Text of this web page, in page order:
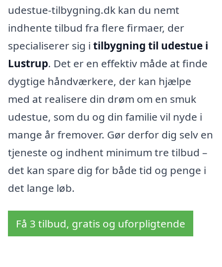
udestue-tilbygning.dk kan du nemt
indhente tilbud fra flere firmaer, der
specialiserer sig i tilbygning til udestue i
Lustrup. Det er en effektiv måde at finde
dygtige håndværkere, der kan hjælpe
med at realisere din drøm om en smuk
udestue, som du og din familie vil nyde i
mange år fremover. Gør derfor dig selv en
tjeneste og indhent minimum tre tilbud –
det kan spare dig for både tid og penge i
det lange løb.
Få 3 tilbud, gratis og uforpligtende